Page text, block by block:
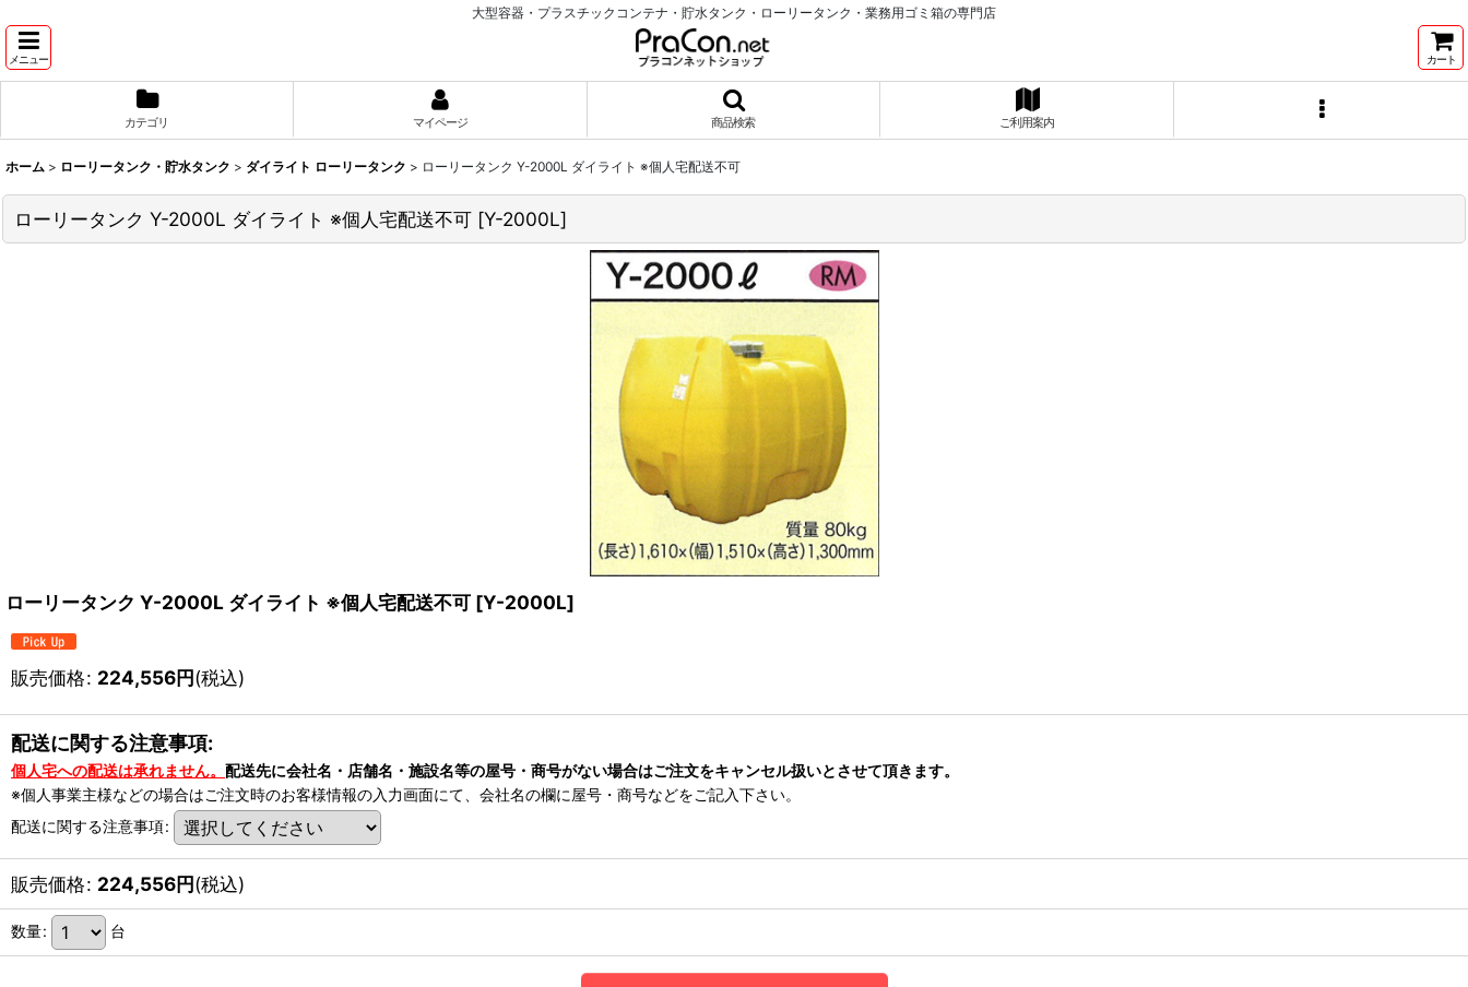
大型容器・プラスチックコンテナ・貯水タンク・ローリータンク・業務用ゴミ箱の専門店
メニュー カート
カテゴリ マイページ 商品検索 ご利用案内
ホーム > ローリータンク・貯水タンク > ダイライト ローリータンク > ローリータンク Y-2000L ダイライト ※個人宅配送不可
ローリータンク Y-2000L ダイライト ※個人宅配送不可 [Y-2000L]
ローリータンク Y-2000L ダイライト ※個人宅配送不可 [Y-2000L]
販売価格: 224,556円(税込)
配送に関する注意事項:
個人宅への配送は承れません。 配送先に会社名・店舗名・施設名等の屋号・商号がない場合はご注文をキャンセル扱いとさせて頂きます。
※個人事業主様などの場合はご注文時のお客様情報の入力画面にて、会社名の欄に屋号・商号などをご記入下さい。
配送に関する注意事項:
販売価格: 224,556円(税込)
数量: 台